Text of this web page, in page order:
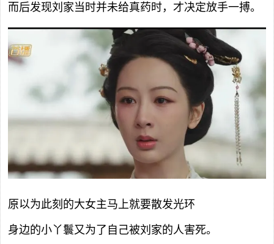
而后发现刘家当时并未给真药时，才决定放手一搏。
原以为此刻的大女主马上就要散发光环
身边的小丫鬟又为了自己被刘家的人害死。